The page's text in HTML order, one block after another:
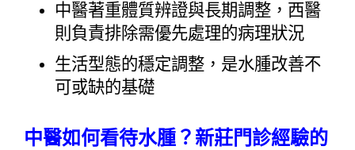
中醫著重體質辨證與長期調整，西醫
則負責排除需優先處理的病理狀況
生活型態的穩定調整，是水腫改善不
可或缺的基礎
中醫如何看待水腫？新莊門診經驗的